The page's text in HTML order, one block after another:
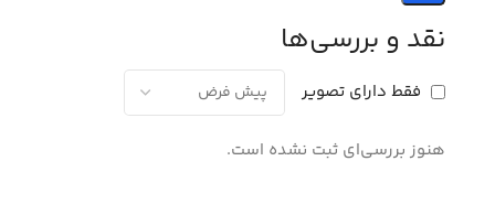
نقد و بررسی‌ها
فقط دارای تصویر
هنوز بررسی‌ای ثبت نشده است.